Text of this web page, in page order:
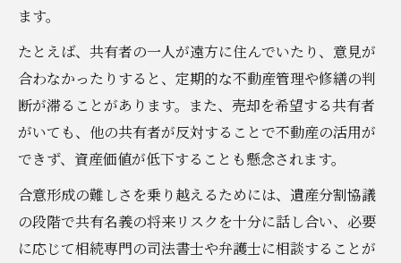
ます。
たとえば、共有者の一人が遠方に住んでいたり、意見が
合わなかったりすると、定期的な不動産管理や修繕の判
断が滞ることがあります。また、売却を希望する共有者
がいても、他の共有者が反対することで不動産の活用が
できず、資産価値が低下することも懸念されます。
合意形成の難しさを乗り越えるためには、遺産分割協議
の段階で共有名義の将来リスクを十分に話し合い、必要
に応じて相続専門の司法書士や弁護士に相談することが